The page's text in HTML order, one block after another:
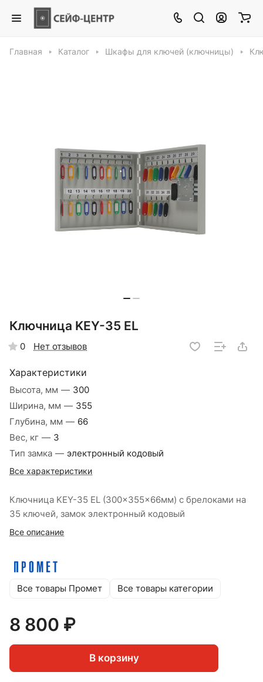
Главная Каталог Шкафы для ключей (ключницы)
Ключница KEY-35 EL
0 Нет отзывов
Характеристики
Высота, мм — 300
Ширина, мм — 355
Глубина, мм — 66
Вес, кг — 3
Тип замка — электронный кодовый
Все характеристики
Ключница KEY-35 EL (300x355x66мм) с брелоками на
35 ключей, замок электронный кодовый
Все описание
Все товары Промет Все товары категории
8 800 ₽
В корзину